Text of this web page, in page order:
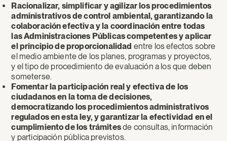
Racionalizar, simplificar y agilizar los procedimientos
administrativos de control ambiental, garantizando la
colaboración efectiva y la coordinación entre todas
las Administraciones Públicas competentes y aplicar
el principio de proporcionalidad entre los efectos sobre
el medio ambiente de los planes, programas y proyectos,
y el tipo de procedimiento de evaluación a los que deben
someterse.
Fomentar la participación real y efectiva de los
ciudadanos en la toma de decisiones,
democratizando los procedimientos administrativos
regulados en esta ley, y garantizar la efectividad en el
cumplimiento de los trámitesde consultas, información
y participación pública previstos.